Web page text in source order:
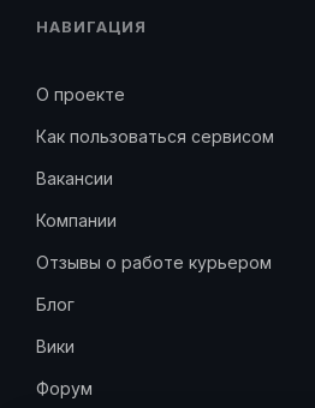
НАВИГАЦИЯ
О проекте
Как пользоваться сервисом
Вакансии
Компании
Отзывы о работе курьером
Блог
Вики
Форум